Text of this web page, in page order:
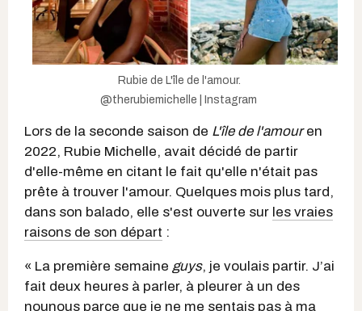
Rubie de L'île de l'amour.
@therubiemichelle | Instagram
Lors de la seconde saison de L'île de l'amouren
2022, Rubie Michelle, avait décidé de partir
d'elle-même en citant le fait qu'elle n'était pas
prête à trouver l'amour. Quelques mois plus tard,
dans son balado, elle s'est ouverte sur les vraies
raisons de son départ :
« La première semaine guys, je voulais partir. J’ai
fait deux heures à parler, à pleurer à un des
nounous parce que je ne me sentais pas à ma